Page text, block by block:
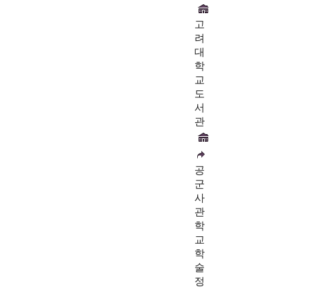
고
려
대
학
교
도
서
관
공
군
사
관
학
교
학
술
정